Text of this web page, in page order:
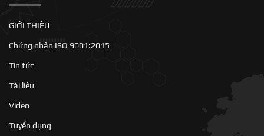
GIỚI THIỆU
Chứng nhận ISO 9001:2015
Tin tức
Tài liệu
Video
Tuyển dụng